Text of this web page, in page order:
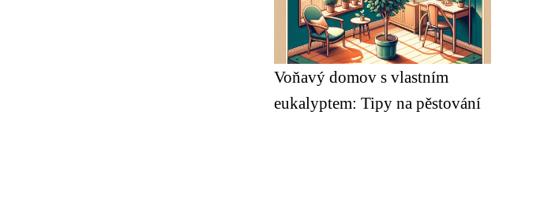
Voňavý domov s vlastním
eukalyptem: Tipy na pěstování